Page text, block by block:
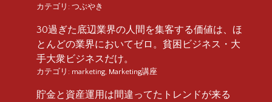
カテゴリ: つぶやき
30過ぎた底辺業界の人間を集客する価値は、ほ
とんどの業界においてゼロ。貧困ビジネス・大
手大衆ビジネスだけ。
カテゴリ: marketing, Marketing講座
貯金と資産運用は間違ってたトレンドが来る